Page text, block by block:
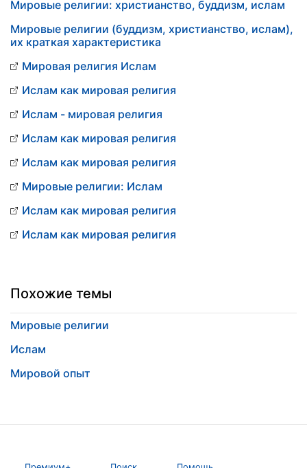
Мировые религии: христианство, буддизм, ислам
Мировые религии (буддизм, христианство, ислам),
их краткая характеристика
Мировая религия Ислам
Ислам как мировая религия
Ислам - мировая религия
Ислам как мировая религия
Ислам как мировая религия
Мировые религии: Ислам
Ислам как мировая религия
Ислам как мировая религия
Похожие темы
Мировые религии
Ислам
Мировой опыт